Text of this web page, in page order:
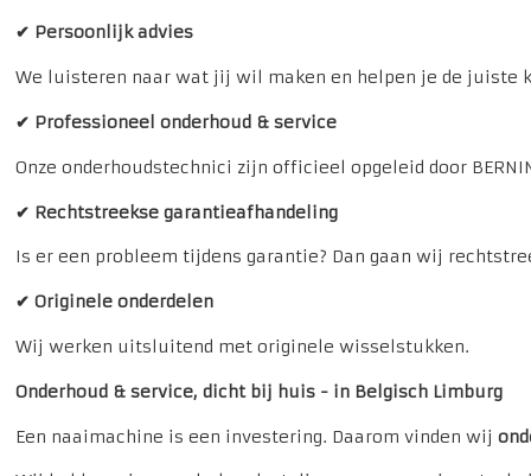
✔ Persoonlijk advies
We luisteren naar wat jij wil maken en helpen je de juiste
✔ Professioneel onderhoud & service
Onze onderhoudstechnici zijn officieel opgeleid door
✔ Rechtstreekse garantieafhandeling
Is er een probleem tijdens garantie? Dan gaan wij
✔ Originele onderdelen
Wij werken uitsluitend met originele wisselstukken.
Onderhoud & service, dicht bij huis - in Belgisch Limburg
Een naaimachine is een investering. Daarom vinden wij